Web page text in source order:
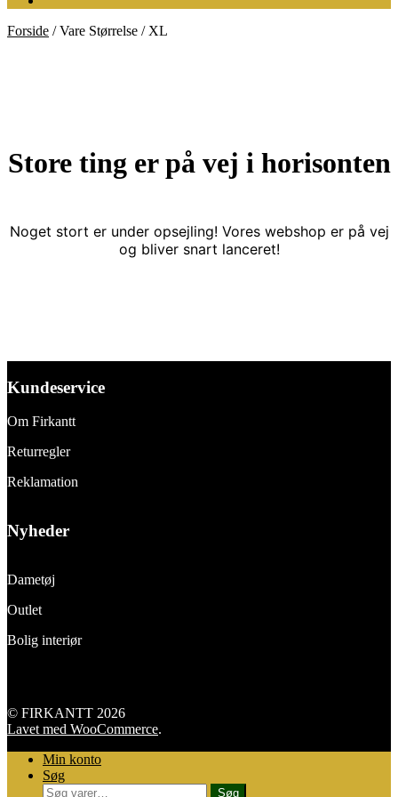
Forside /Vare Størrelse / XL
Store ting er på vej i horisonten
Noget stort er under opsejling! Vores webshop er på vej
og bliver snart lanceret!
Kundeservice
Om Firkantt
Returregler
Reklamation
Nyheder
Dametøj
Outlet
Bolig interiør
© FIRKANTT 2026
Lavet med WooCommerce.
Min konto
Søg
Søg
Søg